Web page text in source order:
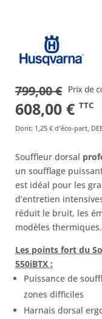
799,00€
Le
prix
était :
799,00 €.
608,00 €Le
est
TTC
Dont: 1,25 € d'éco-part,
Souffleur dorsal
un soufflage
est idéal pour les
d’entretien
réduit le bruit, les
modèles thermiques.
Les points fort du
550iBTX :
Puissance de
zones difficiles
Harnais dorsal